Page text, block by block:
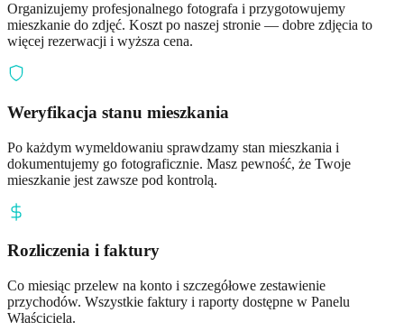
Organizujemy profesjonalnego fotografa i przygotowujemy
mieszkanie do zdjęć. Koszt po naszej stronie — dobre zdjęcia to
więcej rezerwacji i wyższa cena.
Weryfikacja stanu mieszkania
Po każdym wymeldowaniu sprawdzamy stan mieszkania i
dokumentujemy go fotograficznie. Masz pewność, że Twoje
mieszkanie jest zawsze pod kontrolą.
Rozliczenia i faktury
Co miesiąc przelew na konto i szczegółowe zestawienie
przychodów. Wszystkie faktury i raporty dostępne w Panelu
Właściciela.